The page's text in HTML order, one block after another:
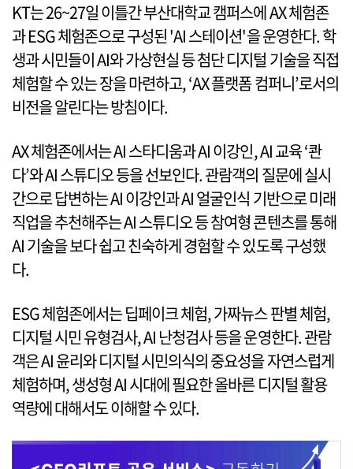
KT는 26~27일 이틀간 부산대학교 캠퍼스에 AX 체험존
과 ESG 체험존으로 구성된 'AI 스테이션'을 운영한다. 학
생과 시민들이 AI와 가상현실 등 첨단 디지털 기술을 직접
체험할 수 있는 장을 마련하고, ‘AX 플랫폼 컴퍼니’로서의
비전을 알린다는 방침이다.
AX 체험존에서는 AI 스타디움과 AI 이강인, AI 교육 ‘콴
다’와 AI 스튜디오 등을 선보인다. 관람객의 질문에 실시
간으로 답변하는 AI 이강인과 AI 얼굴인식 기반으로 미래
직업을 추천해주는 AI 스튜디오 등 참여형 콘텐츠를 통해
AI 기술을 보다 쉽고 친숙하게 경험할 수 있도록 구성했
다.
ESG 체험존에서는 딥페이크 체험, 가짜뉴스 판별 체험,
디지털 시민 유형검사, AI 난청검사 등을 운영한다. 관람
객은 AI 윤리와 디지털 시민의식의 중요성을 자연스럽게
체험하며, 생성형 AI 시대에 필요한 올바른 디지털 활용
역량에 대해서도 이해할 수 있다.